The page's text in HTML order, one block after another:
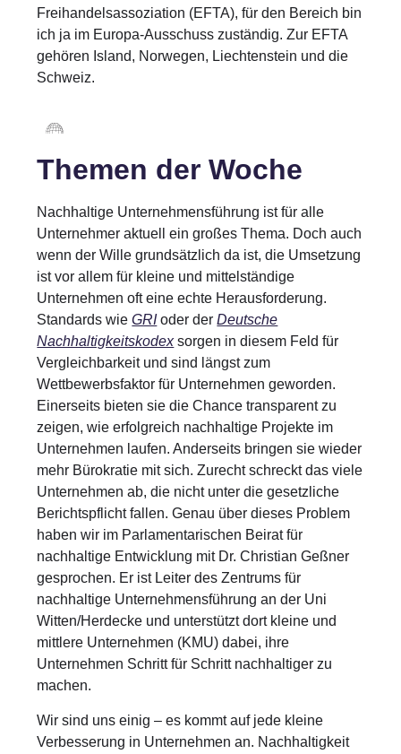
Freihandelsassoziation (EFTA), für den Bereich bin
ich ja im Europa-Ausschuss zuständig. Zur EFTA
gehören Island, Norwegen, Liechtenstein und die
Schweiz.
Themen der Woche
Nachhaltige Unternehmensführung ist für alle
Unternehmer aktuell ein großes Thema. Doch auch
wenn der Wille grundsätzlich da ist, die Umsetzung
ist vor allem für kleine und mittelständige
Unternehmen oft eine echte Herausforderung.
Standards wieGRIoder derDeutsche
Nachhaltigkeitskodexsorgen in diesem Feld für
Vergleichbarkeit und sind längst zum
Wettbewerbsfaktor für Unternehmen geworden.
Einerseits bieten sie die Chance transparent zu
zeigen, wie erfolgreich nachhaltige Projekte im
Unternehmen laufen. Anderseits bringen sie wieder
mehr Bürokratie mit sich. Zurecht schreckt das viele
Unternehmen ab, die nicht unter die gesetzliche
Berichtspflicht fallen. Genau über dieses Problem
haben wir im Parlamentarischen Beirat für
nachhaltige Entwicklung mit Dr. Christian Geßner
gesprochen. Er ist Leiter des Zentrums für
nachhaltige Unternehmensführung an der Uni
Witten/Herdecke und unterstützt dort kleine und
mittlere Unternehmen (KMU) dabei, ihre
Unternehmen Schritt für Schritt nachhaltiger zu
machen.
Wir sind uns einig – es kommt auf jede kleine
Verbesserung in Unternehmen an. Nachhaltigkeit